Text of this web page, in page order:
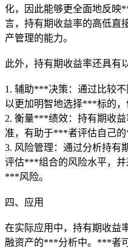
化，因此能够更全面地反
言，持有期收益率的高低直
产管理的能力。
此外，持有期收益率还具有
1. 辅助***决策：通过比较
以更加明智地选择***标的，
2. 衡量***绩效：持有期收
准，有助于***者评估自己
3. 风险管理：通过分析持有
评估***组合的风险水平，
***风险。
四、应用
在实际应用中，持有期收益
融资产的***分析中。***者